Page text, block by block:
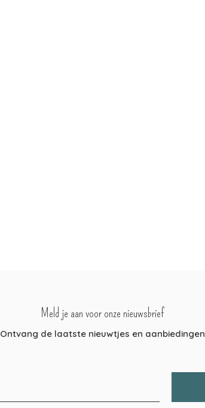
Meld je aan voor onze nieuwsbrief
Ontvang de laatste nieuwtjes en aanbiedingen